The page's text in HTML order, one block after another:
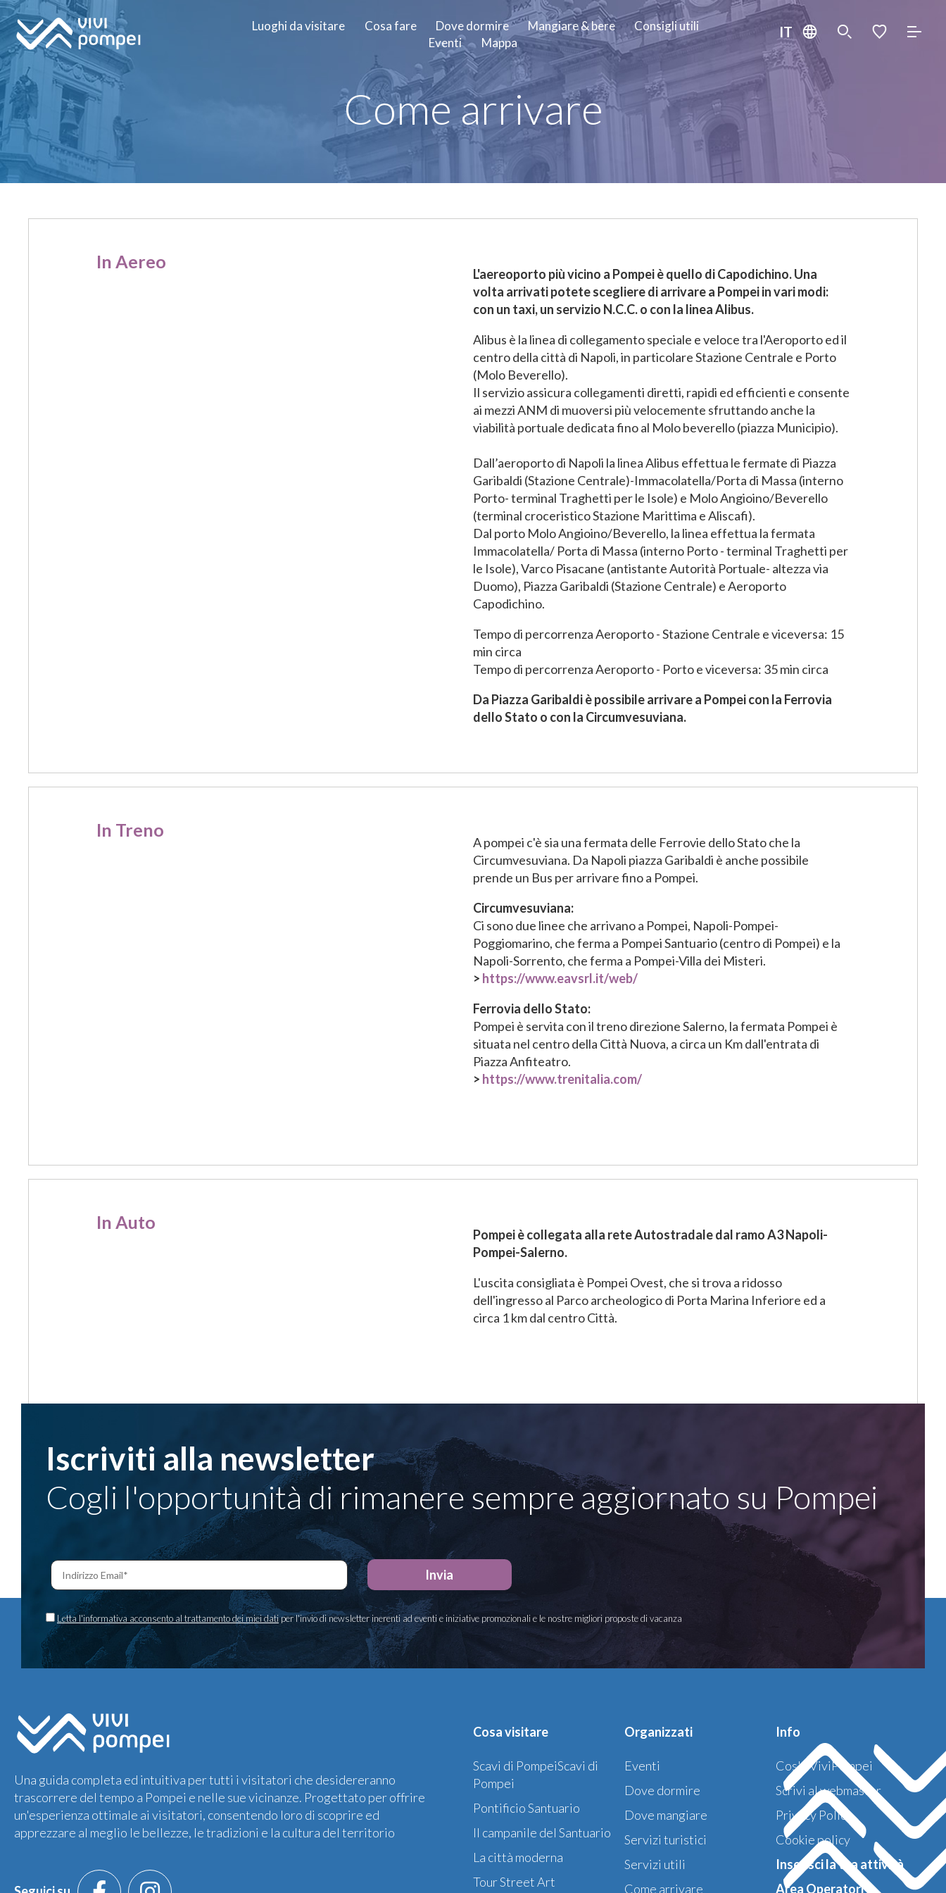
Luoghi da visitare Cosa fare Dove dormire Mangiare & bere
Consigli utili
Eventi
Mappa
IT
Come arrivare
In Aereo
L'aereoporto più vicino a Pompei è quello di Capodichino. Una
volta arrivati potete scegliere di arrivare a Pompei in vari modi:
con un taxi, un servizio N.C.C. o con la linea Alibus.
Alibus è la linea di collegamento speciale e veloce tra l'Aeroporto ed il
centro della città di Napoli, in particolare Stazione Centrale e Porto
(Molo Beverello).
Il servizio assicura collegamenti diretti, rapidi ed efficienti e consente
ai mezzi ANM di muoversi più velocemente sfruttando anche la
viabilità portuale dedicata fino al Molo beverello (piazza Municipio).
Dall’aeroporto di Napoli la linea Alibus effettua le fermate di Piazza
Garibaldi (Stazione Centrale)-Immacolatella/Porta di Massa (interno
Porto- terminal Traghetti per le Isole) e Molo Angioino/Beverello
(terminal croceristico Stazione Marittima e Aliscafi).
Dal porto Molo Angioino/Beverello, la linea effettua la fermata
Immacolatella/ Porta di Massa (interno Porto - terminal Traghetti per
le Isole), Varco Pisacane (antistante Autorità Portuale- altezza via
Duomo), Piazza Garibaldi (Stazione Centrale) e Aeroporto
Capodichino.
Tempo di percorrenza Aeroporto - Stazione Centrale e viceversa: 15
min circa
Tempo di percorrenza Aeroporto - Porto e viceversa: 35 min circa
Da Piazza Garibaldi è possibile arrivare a Pompei con la Ferrovia
dello Stato o con la Circumvesuviana.
In Treno
A pompei c'è sia una fermata delle Ferrovie dello Stato che la
Circumvesuviana. Da Napoli piazza Garibaldi è anche possibile
prende un Bus per arrivare fino a Pompei.
Circumvesuviana:
Ci sono due linee che arrivano a Pompei, Napoli-Pompei-
Poggiomarino, che ferma a Pompei Santuario (centro di Pompei) e la
Napoli-Sorrento, che ferma a Pompei-Villa dei Misteri.
> https://www.eavsrl.it/web/
Ferrovia dello Stato:
Pompei è servita con il treno direzione Salerno, la fermata Pompei è
situata nel centro della Città Nuova, a circa un Km dall'entrata di
Piazza Anfiteatro.
> https://www.trenitalia.com/
In Auto
Pompei è collegata alla rete Autostradale dal ramo A3 Napoli-
Pompei-Salerno.
L'uscita consigliata è Pompei Ovest, che si trova a ridosso
dell'ingresso al Parco archeologico di Porta Marina Inferiore ed a
circa 1 km dal centro Città.
Iscriviti alla newsletter
Cogli l'opportunità di rimanere sempre aggiornato su Pompei
Letta l'informativa acconsento al trattamento dei miei datiper l'invio di newsletter inerenti ad eventi e iniziative promozionali e le nostre migliori proposte di vacanza
Una guida completa ed intuitiva per tutti i visitatori che desidereranno
trascorrere del tempo a Pompei e nelle sue vicinanze. Progettato per offrire
un'esperienza ottimale ai visitatori, consentendo loro di scoprire ed
apprezzare al meglio le bellezze, le tradizioni e la cultura del territorio
Cosa visitare
Scavi di PompeiScavi di
Pompei
Pontificio Santuario
Il campanile del Santuario
La città moderna
Tour Street Art
Organizzati
Eventi
Dove dormire
Dove mangiare
Servizi turistici
Servizi utili
Come arrivare
Info
Cos'è ViviPompei
Scrivi al webmaster
Privacy Policy
Cookie policy
Inserisci la tua attività
Area Operatori >